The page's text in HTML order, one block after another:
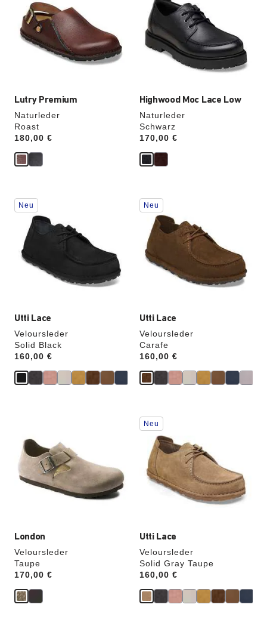
Lutry Premium
Naturleder
Roast
Price:
180,00 €
Farben
werden
die
Produktbilder
aktualisiert.
Highwood Moc Lace Low
Naturleder
Schwarz
Price:
170,00 €
Farben
werden
die
Produktbilder
aktualisiert.
Utti Lace
Veloursleder
Solid Black
Price:
160,00 €
Durch
Anklicken
Farben
werden
die
Produktbilder
aktualisiert.
Neu
Utti Lace
Veloursleder
Carafe
Price:
160,00 €
Durch
Anklicken
Farben
werden
die
Produktbilder
aktualisiert.
Neu
London
Veloursleder
Taupe
Price:
170,00 €
Farben
werden
Produktbilder
aktualisiert.
Utti Lace
Veloursleder
Solid Gray Taupe
Price:
160,00 €
Durch
Anklicken
Farben
werden
die
Produktbilder
aktualisiert.
Neu